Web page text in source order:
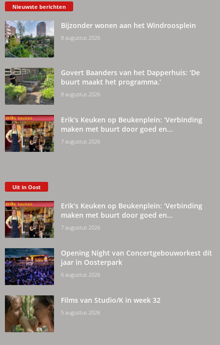
Nieuwste berichten
Bijzonder wonen aan het Windroosplein
8 augustus 2026
Govert Baanders van het Dapperhuis: ‘De
buurt maakt het programma.’
8 augustus 2026
Erik’s Keuken op Beukenplein: ‘Verbinding
maken met buurt door goed en...
7 augustus 2026
Uit in Oost
Erik’s Keuken op Beukenplein: ‘Verbinding
maken met buurt door goed en...
7 augustus 2026
Opening Night van Concertgebouworkest dit
jaar in Oosterpark
6 augustus 2026
Films van Studio/K in week 32
5 augustus 2026